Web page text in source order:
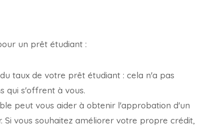
un prêt étudiant :
taux de votre prêt étudiant : cela n'a pas
qui s'offrent à vous.
peut vous aider à obtenir l'approbation d'un
vous souhaitez améliorer votre propre crédit,